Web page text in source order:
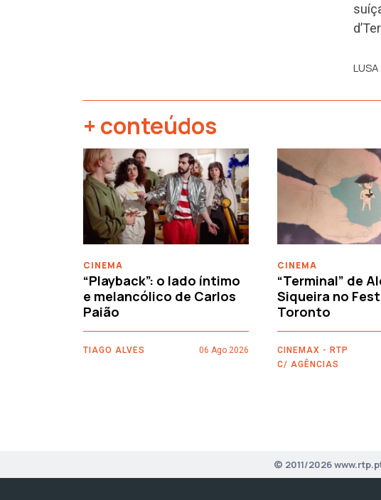
LUSA
+ conteúdos
CINEMA
“Playback”: o lado íntimo
e melancólico de Carlos
Paião
TIAGO ALVES 06 Ago 2026
CINEMA
“Terminal” de
Siqueira no
Toronto
CINEMAX - RTP
C/ AGÊNCIAS
‹
© 2011/2026